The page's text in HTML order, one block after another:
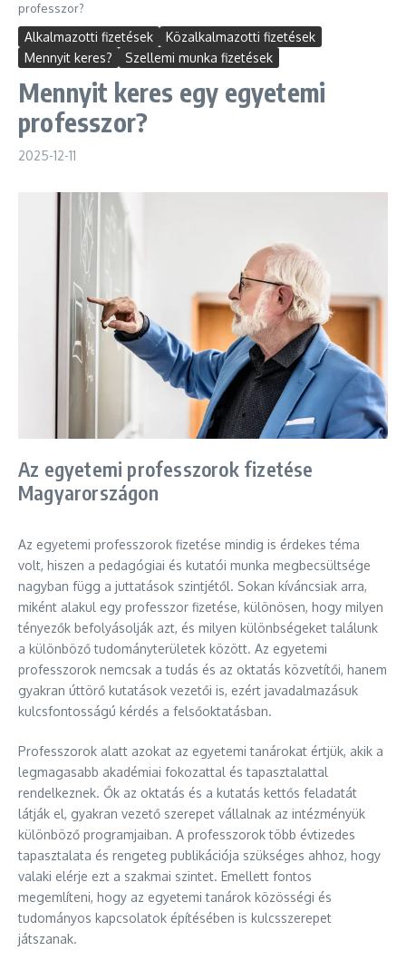
professzor?
Alkalmazotti fizetések
Közalkalmazotti fizetések
Mennyit keres?
Szellemi munka fizetések
Mennyit keres egy egyetemi
professzor?
2025-12-11
Az egyetemi professzorok fizetése
Magyarországon
Az egyetemi professzorok fizetése mindig is érdekes téma
volt, hiszen a pedagógiai és kutatói munka megbecsültsége
nagyban függ a juttatások szintjétől. Sokan kíváncsiak arra,
miként alakul egy professzor fizetése, különösen, hogy milyen
tényezők befolyásolják azt, és milyen különbségeket találunk
a különböző tudományterületek között. Az egyetemi
professzorok nemcsak a tudás és az oktatás közvetítői, hanem
gyakran úttörő kutatások vezetői is, ezért javadalmazásuk
kulcsfontosságú kérdés a felsőoktatásban.
Professzorok alatt azokat az egyetemi tanárokat értjük, akik a
legmagasabb akadémiai fokozattal és tapasztalattal
rendelkeznek. Ők az oktatás és a kutatás kettős feladatát
látják el, gyakran vezető szerepet vállalnak az intézményük
különböző programjaiban. A professzorok több évtizedes
tapasztalata és rengeteg publikációja szükséges ahhoz, hogy
valaki elérje ezt a szakmai szintet. Emellett fontos
megemlíteni, hogy az egyetemi tanárok közösségi és
tudományos kapcsolatok építésében is kulcsszerepet
játszanak.